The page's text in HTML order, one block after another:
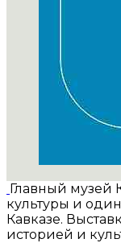
Главный музей
культуры и
Кавказе.
историей и